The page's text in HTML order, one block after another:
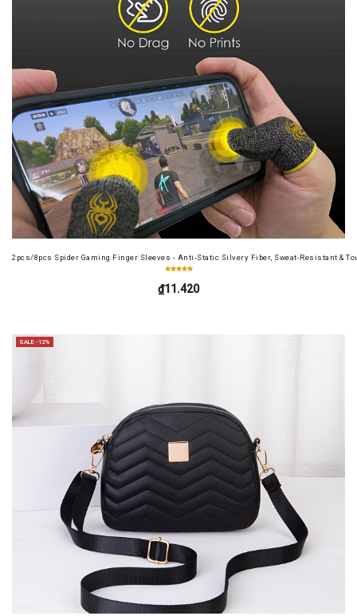
2pcs/8pcs Spider Gaming Finger Sleeves - Anti-Static Silvery Fiber, Sweat-Resistant &
₫11.420
SALE -12%